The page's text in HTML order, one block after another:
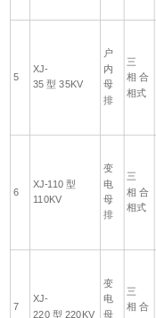
5
XJ-
35 型 35KV
户
内
母
排
三
相 合
相式
6
XJ-110 型
110KV
变
电
母
排
三
相 合
相式
7
XJ-
220 型 220KV
变
电
母
三
相 合